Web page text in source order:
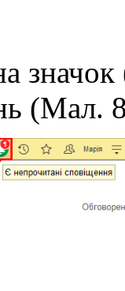
значок
(Мал.